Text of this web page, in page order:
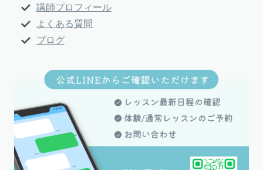
講師プロフィール
よくある質問
ブログ